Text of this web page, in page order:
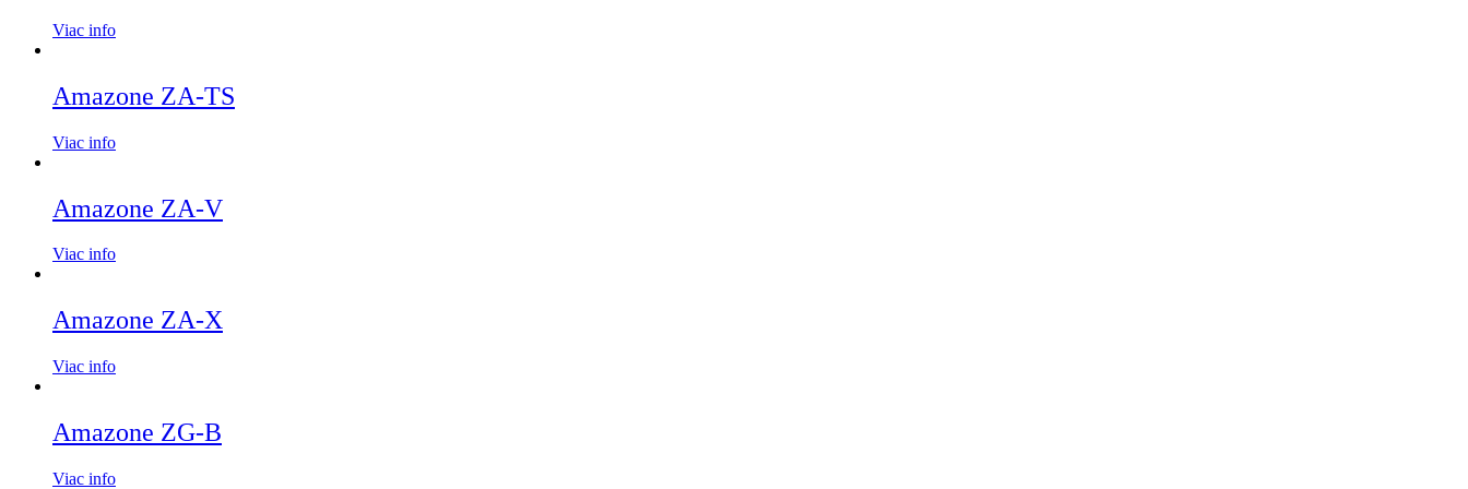
Viac info
Amazone ZA-TS
Viac info
Amazone ZA-V
Viac info
Amazone ZA-X
Viac info
Amazone ZG-B
Viac info